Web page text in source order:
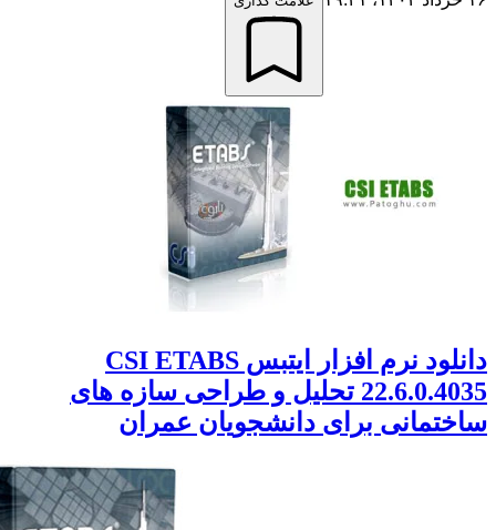
دانلود نرم افزار ایتبس CSI ETABS
22.6.0.4035 تحلیل و طراحی سازه های
برای دانشجویان عمران